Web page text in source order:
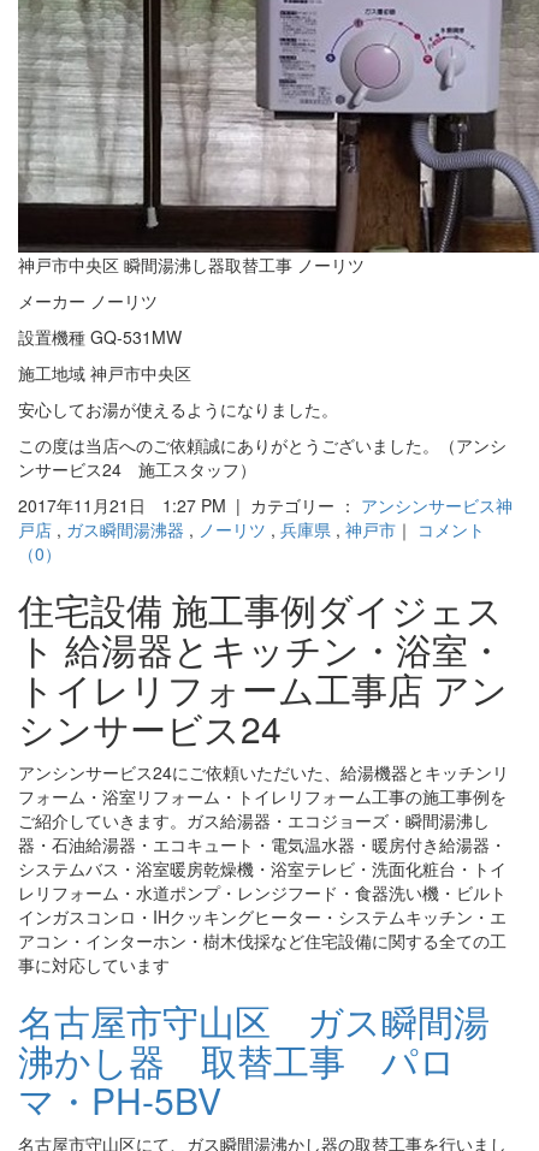
神戸市中央区 瞬間湯沸し器取替工事 ノーリツ
メーカー ノーリツ
設置機種 GQ-531MW
施工地域 神戸市中央区
安心してお湯が使えるようになりました。
この度は当店へのご依頼誠にありがとうございました。（アンシ
ンサービス24 施工スタッフ）
2017年11月21日 1:27 PM | カテゴリー ： アンシンサービス神
戸店 , ガス瞬間湯沸器 , ノーリツ , 兵庫県 , 神戸市 ｜ コメント
（0）
住宅設備 施工事例ダイジェス
ト 給湯器とキッチン・浴室・
トイレリフォーム工事店 アン
シンサービス24
アンシンサービス24にご依頼いただいた、給湯機器とキッチンリ
フォーム・浴室リフォーム・トイレリフォーム工事の施工事例を
ご紹介していきます。ガス給湯器・エコジョーズ・瞬間湯沸し
器・石油給湯器・エコキュート・電気温水器・暖房付き給湯器・
システムバス・浴室暖房乾燥機・浴室テレビ・洗面化粧台・トイ
レリフォーム・水道ポンプ・レンジフード・食器洗い機・ビルト
インガスコンロ・IHクッキングヒーター・システムキッチン・エ
アコン・インターホン・樹木伐採など住宅設備に関する全ての工
事に対応しています
名古屋市守山区 ガス瞬間湯
沸かし器 取替工事 パロ
マ・PH-5BV
名古屋市守山区にて、ガス瞬間湯沸かし器の取替工事を行いまし